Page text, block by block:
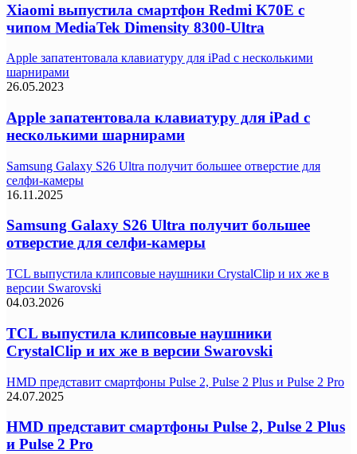
Xiaomi выпустила смартфон Redmi K70E с
чипом MediaTek Dimensity 8300-Ultra
Apple запатентовала клавиатуру для iPad с несколькими
шарнирами
26.05.2023
Apple запатентовала клавиатуру для iPad с
несколькими шарнирами
Samsung Galaxy S26 Ultra получит большее отверстие для
селфи-камеры
16.11.2025
Samsung Galaxy S26 Ultra получит большее
отверстие для селфи-камеры
TCL выпустила клипсовые наушники CrystalClip и их же в
версии Swarovski
04.03.2026
TCL выпустила клипсовые наушники
CrystalClip и их же в версии Swarovski
HMD представит смартфоны Pulse 2, Pulse 2 Plus и Pulse 2 Pro
24.07.2025
HMD представит смартфоны Pulse 2, Pulse 2 Plus
и Pulse 2 Pro